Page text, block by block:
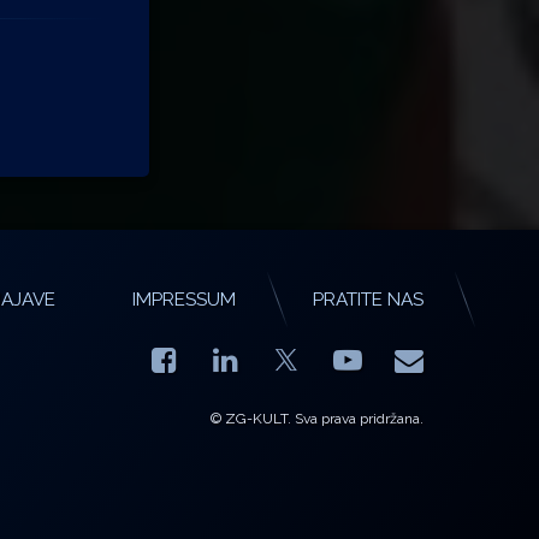
IMPRESSUM PRATITE NAS
Facebook
LinkedIn YouTube
E-mail
© ZG-KULT. Sva prava pridržana.